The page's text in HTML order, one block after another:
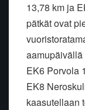
13,78 km ja
pätkät ovat
EK6 Porvola
EK8
kaasutellaan